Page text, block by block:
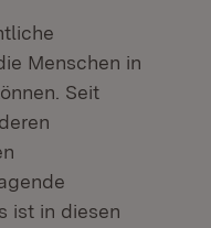
Menschen in
Seit
ist in diesen